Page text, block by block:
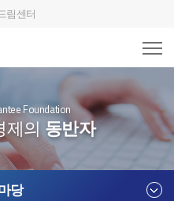
림센터
Foundation
제의동반자
당